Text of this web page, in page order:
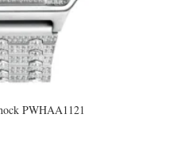
PWHAA1121